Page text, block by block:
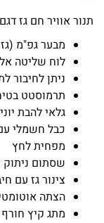
תנור אוויר חם גז דגם GP25A מבית
מבער גפ"מ
לוח שליטה
ניתן לחיבור
תרמוסטט
גלאי להבת
כבל חשמלי
מפחית לחץ
שסתום ניתוק
צינור גז עם
הצתה
מתג קיץ